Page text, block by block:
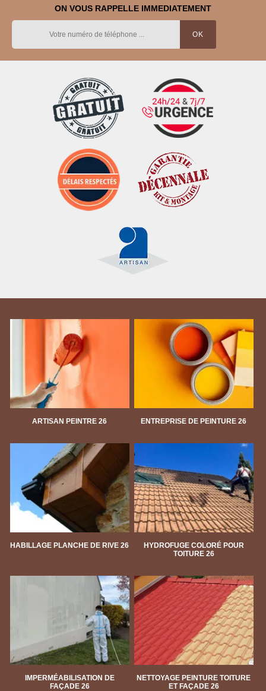
ON VOUS RAPPELLE IMMEDIATEMENT
ARTISAN PEINTRE 26 ENTREPRISE DE PEINTURE 26
HABILLAGE PLANCHE DE RIVE 26
HYDROFUGE COLORÉ POUR
TOITURE 26
IMPERMÉABILISATION DE
FAÇADE 26
NETTOYAGE PEINTURE TOITURE
ET FAÇADE 26